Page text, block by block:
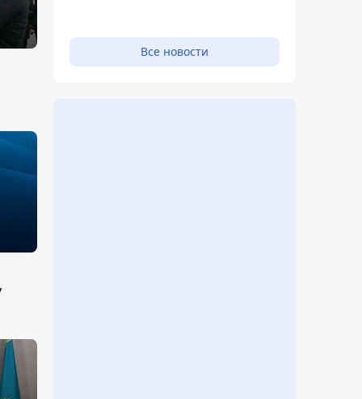
Все новости